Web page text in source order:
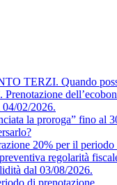
TERZI. Quando
02/2026.
la proroga” fino al
20% per il periodo
regolarità
dal 03/08/2026.